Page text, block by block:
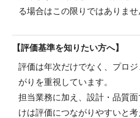
る場合はこの限りではありませ
評価基準を知りたい方へ
評価は年次だけでなく、プロ
がりを重視しています。
担当業務に加え、設計・品質
けは評価につながりやすいと考